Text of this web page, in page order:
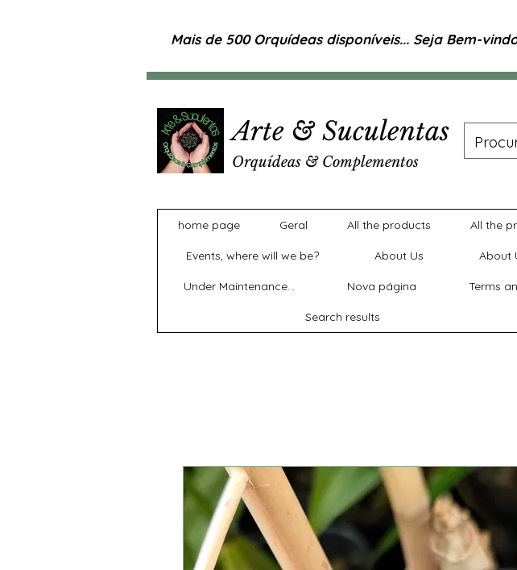
Mais de 500 Orquídeas disponíveis... Seja Bem-
Arte & Suculentas
Orquídeas & Complementos
home page Geral All the products All the
Events, where will we be? About Us About
Under Maintenance... Nova página Terms
Search results